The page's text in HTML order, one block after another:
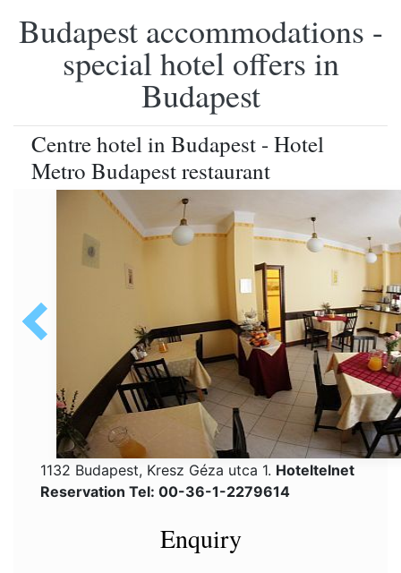
Budapest accommodations -
special hotel offers in
Budapest
Centre hotel in Budapest - Hotel
Metro Budapest restaurant
1132 Budapest, Kresz Géza utca 1. Hoteltelnet
Reservation Tel: 00-36-1-2279614
Enquiry